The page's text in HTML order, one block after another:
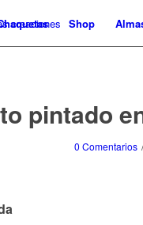
Shop
pintado
0 Comentarios